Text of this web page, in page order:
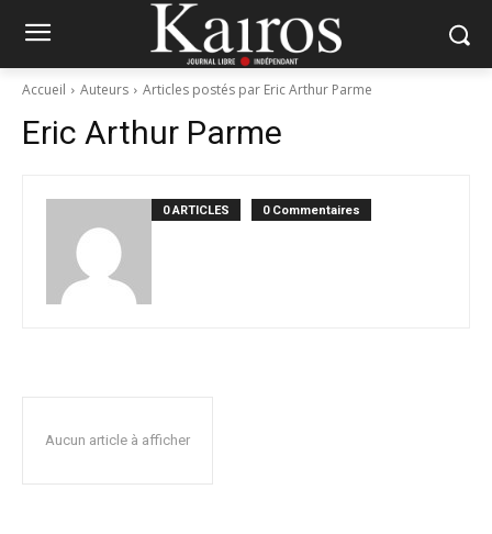
Accueil Auteurs Articles postés par Eric Arthur Parme
Eric Arthur Parme
0 ARTICLES 0 Commentaires
Aucun article à afficher